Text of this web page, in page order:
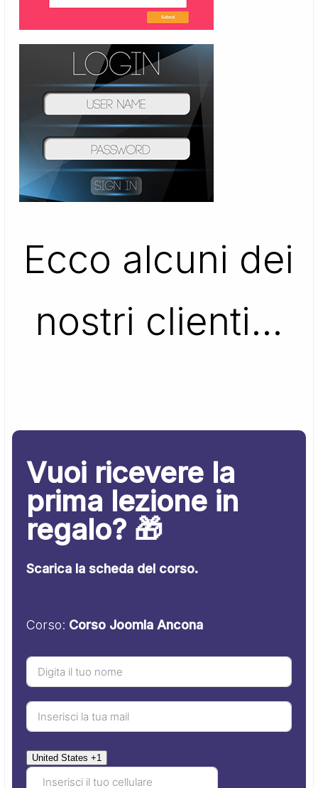
Ecco alcuni dei
nostri clienti…
Vuoi ricevere la
prima lezione in
regalo? 🎁
Scarica la scheda del corso.
Corso: Corso Joomla Ancona
United States +1